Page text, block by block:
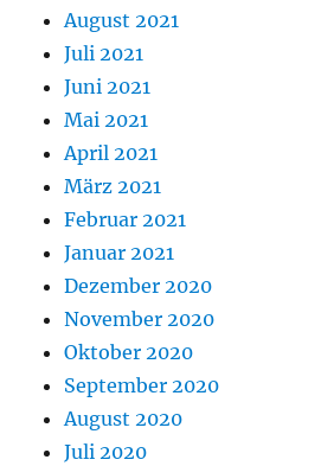
August 2021
Juli 2021
Juni 2021
Mai 2021
April 2021
März 2021
Februar 2021
Januar 2021
Dezember 2020
November 2020
Oktober 2020
September 2020
August 2020
Juli 2020